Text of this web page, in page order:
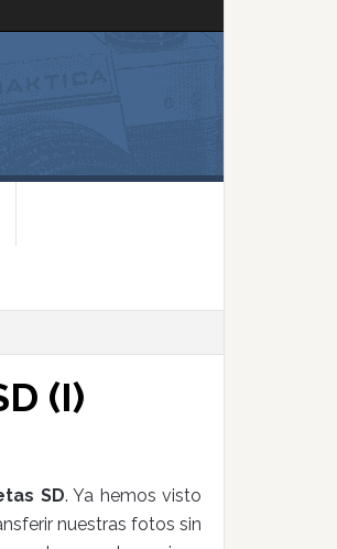
(I)
SD. Ya hemos visto
nuestras fotos sin